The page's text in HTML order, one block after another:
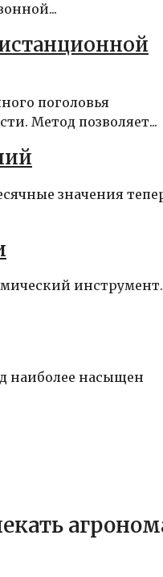
поголовья
Метод позволяет...
значения
инструмент.
наиболее насыщен